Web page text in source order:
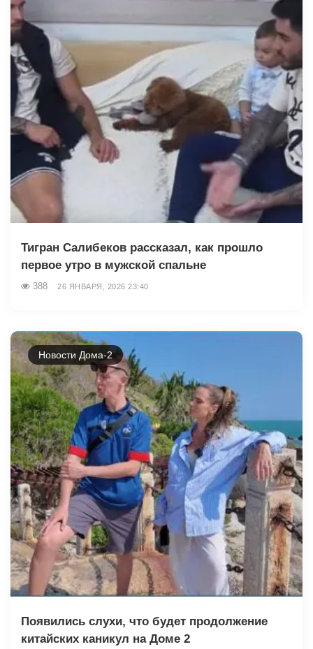
Тигран Салибеков рассказал, как прошло
первое утро в мужской спальне
388 26 ЯНВАРЯ, 2026 23:40
Новости Дома-2
Появились слухи, что будет продолжение
китайских каникул на Доме 2